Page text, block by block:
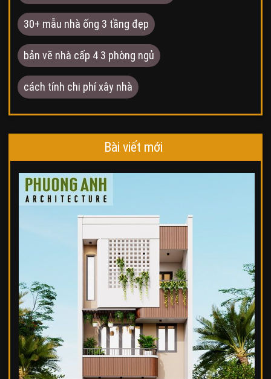
30+ mẫu nhà ống 3 tầng đẹp
bản vẽ nhà cấp 4 3 phòng ngủ
cách tính chi phí xây nhà
Bài viết mới